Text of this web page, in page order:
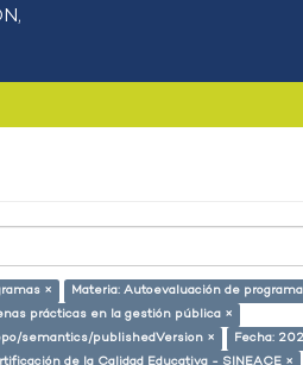
×
Materia: Autoevaluación de
prácticas en la gestión pública ×
semantics/publishedVersion ×
Fecha: